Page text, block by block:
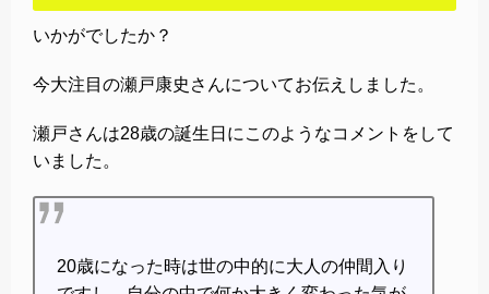
いかがでしたか？
今大注目の瀬戸康史さんについてお伝えしました。
瀬戸さんは28歳の誕生日にこのようなコメントをして
いました。
20歳になった時は世の中的に大人の仲間入り